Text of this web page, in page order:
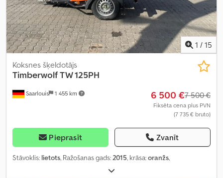
1 / 15
Saarlouis 1 455 km
Koksnes šķeldotājs
TimberwolfTW 125PH
6 500 €7 500 €
Fiksēta cena plus PVN
(7 735 € bruto)
Pieprasīt Zvanīt
Stāvoklis: lietots, Ražošanas gads:2015, krāsa:oranžs,